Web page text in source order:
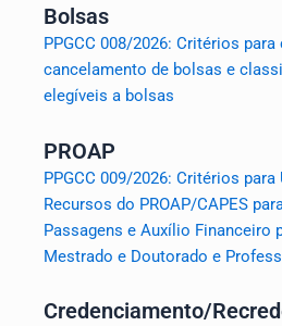
Bolsas
PPGCC 008/2026: Critérios
cancelamento de bolsas e
elegíveis a bolsas
PROAP
PPGCC 009/2026: Critérios
Recursos do PROAP/CAPES
Passagens e Auxílio Financeiro
Mestrado e Doutorado e
Credenciamento/